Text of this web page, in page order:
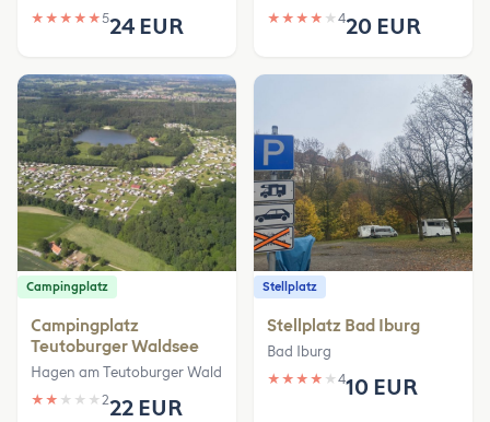
★ ★ ★ ★ ★524 EUR ★ ★ ★ ★ ★ 420 EUR
Campingplatz
Campingplatz
Teutoburger Waldsee
Hagen am Teutoburger Wald
★ ★ ★ ★ ★ 222 EUR
Stellplatz
Stellplatz Bad Iburg
Bad Iburg
★ ★ ★ ★ ★ 410 EUR